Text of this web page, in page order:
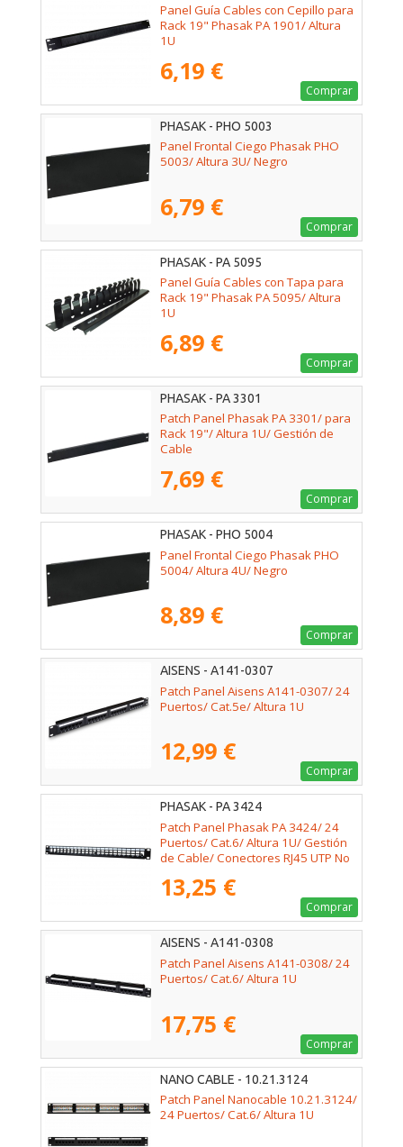
Panel Guía Cables con Cepillo para
Rack 19" Phasak PA 1901/ Altura
1U
6,19 €
Comprar
PHASAK - PHO 5003
Panel Frontal Ciego Phasak PHO
5003/ Altura 3U/ Negro
6,79 €
Comprar
PHASAK - PA 5095
Panel Guía Cables con Tapa para
Rack 19" Phasak PA 5095/ Altura
1U
6,89 €
Comprar
PHASAK - PA 3301
Patch Panel Phasak PA 3301/ para
Rack 19"/ Altura 1U/ Gestión de
Cable
7,69 €
Comprar
PHASAK - PHO 5004
Panel Frontal Ciego Phasak PHO
5004/ Altura 4U/ Negro
8,89 €
Comprar
AISENS - A141-0307
Patch Panel Aisens A141-0307/ 24
Puertos/ Cat.5e/ Altura 1U
12,99 €
Comprar
PHASAK - PA 3424
Patch Panel Phasak PA 3424/ 24
Puertos/ Cat.6/ Altura 1U/ Gestión
de Cable/ Conectores RJ45 UTP No
13,25 €
Comprar
AISENS - A141-0308
Patch Panel Aisens A141-0308/ 24
Puertos/ Cat.6/ Altura 1U
17,75 €
Comprar
NANO CABLE - 10.21.3124
Patch Panel Nanocable 10.21.3124/
24 Puertos/ Cat.6/ Altura 1U